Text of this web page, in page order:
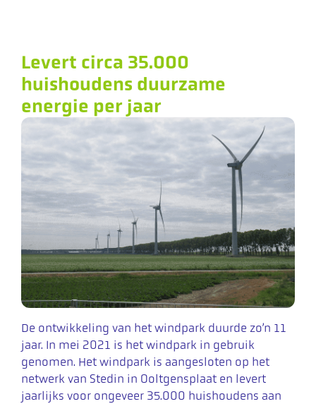
Levert circa 35.000
huishoudens duurzame
energie per jaar
De ontwikkeling van het windpark duurde zo’n 11
jaar. In mei 2021 is het windpark in gebruik
genomen. Het windpark is aangesloten op het
netwerk van Stedin in Ooltgensplaat en levert
jaarlijks voor ongeveer 35.000 huishoudens aan